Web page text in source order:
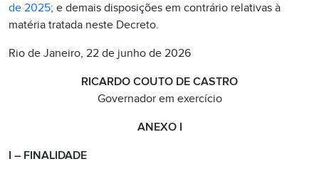
de 2025; e demais disposições em contrário relativas à
matéria tratada neste Decreto.
Rio de Janeiro, 22 de junho de 2026
RICARDO COUTO DE CASTRO
Governador em exercício
ANEXO I
I – FINALIDADE